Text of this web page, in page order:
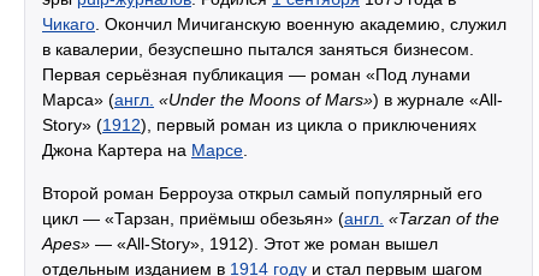
Чикаго . Окончил Мичиганскую военную академию, служил
в кавалерии, безуспешно пытался заняться бизнесом.
Первая серьёзная публикация — роман «Под лунами
Марса» (англ. «Under the Moons of Mars») в журнале «All-
Story» (1912), первый роман из цикла о приключениях
Джона Картера на Марсе
Второй роман Берроуза открыл самый популярный его
цикл — «Тарзан, приёмыш обезьян» (англ. «Tarzan of the
Apes» — «All-Story», 1912). Этот же роман вышел
отдельным изданием в 1914 году и стал первым шагом